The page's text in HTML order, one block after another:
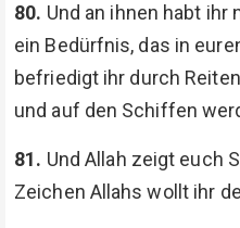
80. Und an ihnen habt ihr
ein Bedürfnis, das in
befriedigt ihr durch
und auf den Schiffen
81. Und Allah zeigt euch
Zeichen Allahs wollt ihr